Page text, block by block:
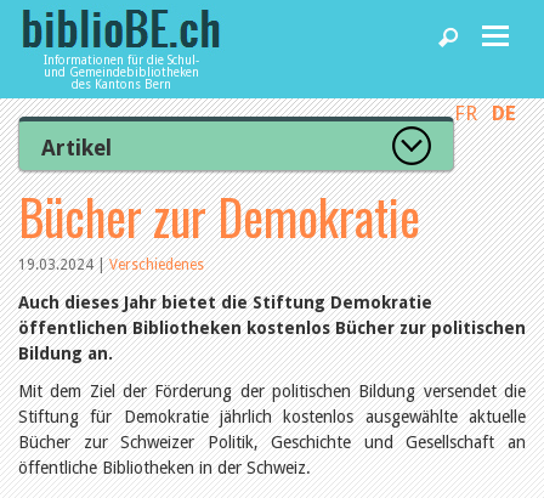
Informationen für die Schul-
und Gemeindebibliotheken
des Kantons Bern
Home
News und Fachbeiträge
Bibliotheken
Agenda
Dienstleistungen
FR DE
Artikel
Zur Artikelübersicht
Lesenswert
Gut bewertet
Kategorien
Aus dem Amt für Kultur
Aus der Kommission
Aus den Bibliotheken
Organisation
Raum und Infrastruktur
Bestand
Benutzung
Finanzen
Personal
Bücher zur Demokratie
19.03.2024|Verschiedenes
Auch dieses Jahr bietet die Stiftung Demokratie
öffentlichen Bibliotheken kostenlos Bücher zur politischen
Bildung an.
Mit dem Ziel der Förderung der politischen Bildung versendet die
Stiftung für Demokratie jährlich kostenlos ausgewählte aktuelle
Bücher zur Schweizer Politik, Geschichte und Gesellschaft an
öffentliche Bibliotheken in der Schweiz.